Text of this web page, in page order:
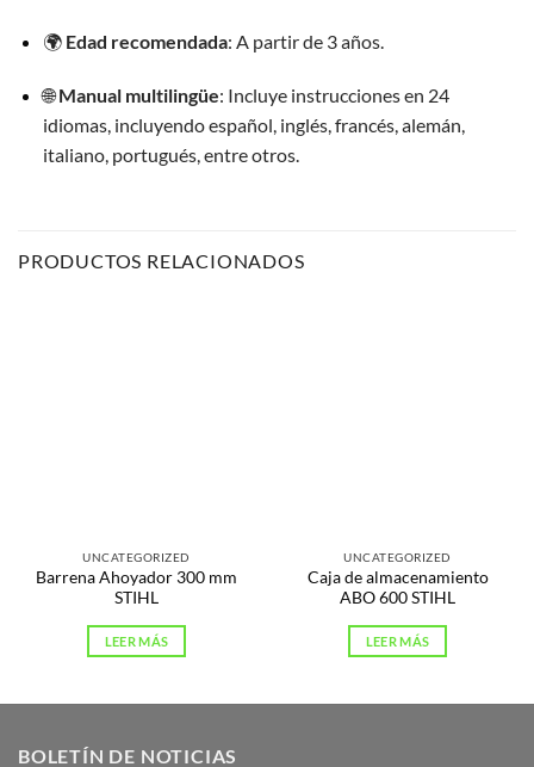
🌍 Edad recomendada: A partir de 3 años.
🌐Manual multilingüe: Incluye instrucciones en 24
idiomas, incluyendo español, inglés, francés, alemán,
italiano, portugués, entre otros.
PRODUCTOS RELACIONADOS
UNCATEGORIZED
Barrena Ahoyador 300 mm
STIHL
LEER MÁS
UNCATEGORIZED
Caja de almacenamiento
ABO 600 STIHL
LEER MÁS
BOLETÍN DE NOTICIAS